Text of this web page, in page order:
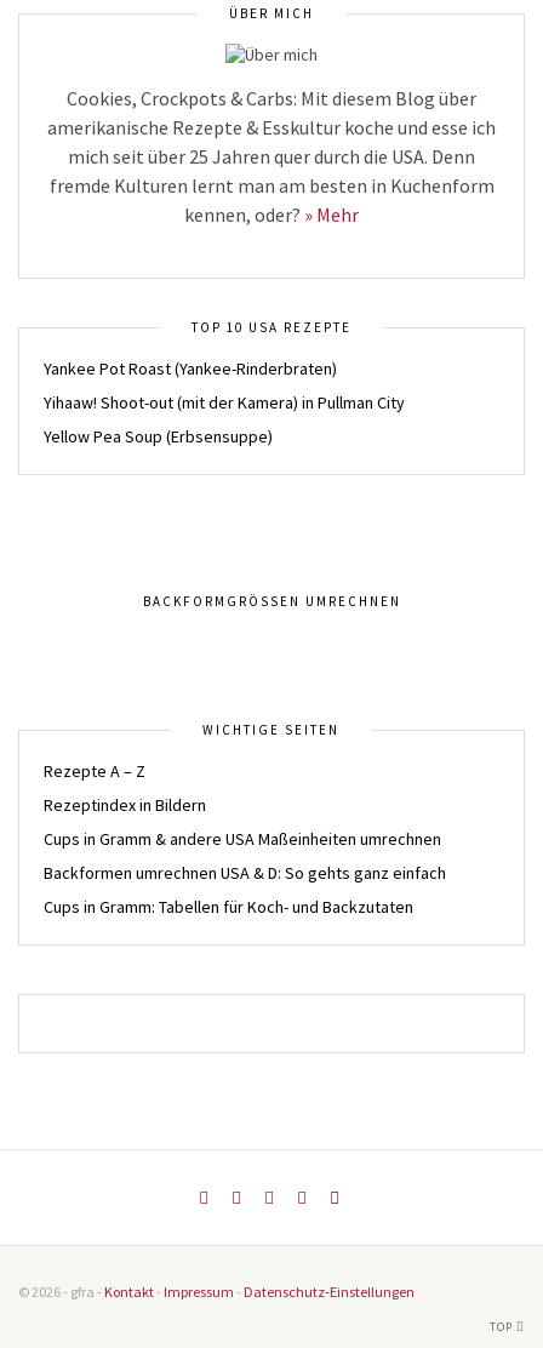
ÜBER MICH
Cookies, Crockpots & Carbs: Mit diesem Blog über
amerikanische Rezepte & Esskultur koche und esse ich
mich seit über 25 Jahren quer durch die USA. Denn
fremde Kulturen lernt man am besten in Kuchenform
kennen, oder? » Mehr
TOP 10 USA REZEPTE
Yankee Pot Roast (Yankee-Rinderbraten)
Yihaaw! Shoot-out (mit der Kamera) in Pullman City
Yellow Pea Soup (Erbsensuppe)
BACKFORMGRÖSSEN UMRECHNEN
WICHTIGE SEITEN
Rezepte A – Z
Rezeptindex in Bildern
Cups in Gramm & andere USA Maßeinheiten umrechnen
Backformen umrechnen USA & D: So gehts ganz einfach
Cups in Gramm: Tabellen für Koch- und Backzutaten
© 2026 - gfra - Kontakt- Impressum - Datenschutz-Einstellungen
TOP